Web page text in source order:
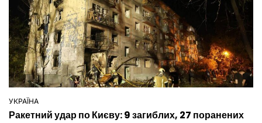
ОПУБЛІКУВАТИ
У
УКРАЇНА
Ракетний удар по Києву: 9 загиблих, 27 поранених